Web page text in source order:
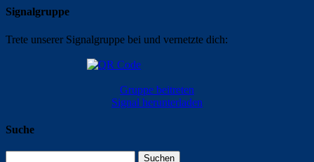
Signalgruppe
Trete unserer Signalgruppe bei und vernetzte dich:
Gruppe beitreten
Signal herunterladen
Suche